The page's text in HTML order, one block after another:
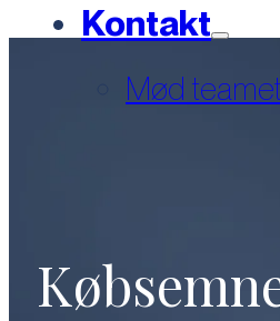
Kontakt
Mød teamet